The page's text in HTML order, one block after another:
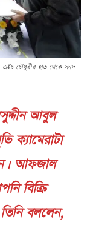
এইচ চৌধুরীর হাত থেকে সনদ
আবুল
ক্যামেরাটা
আফজাল
বিক্রি
বললেন,